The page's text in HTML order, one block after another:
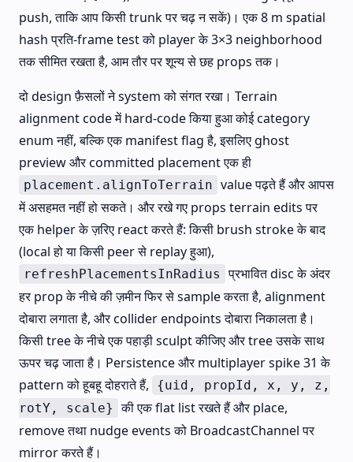
push, ताकि आप किसी trunk पर चढ़ न सकें)। एक 8 m spatial
hash प्रति-frame test को player के 3×3 neighborhood
तक सीमित रखता है, आम तौर पर शून्य से छह props तक।
दो design फ़ैसलों ने system को संगत रखा। Terrain
alignment code में hard-code किया हुआ कोई category
enum नहीं, बल्कि एक manifest flag है, इसलिए ghost
preview और committed placement एक ही
placement.alignToTerrain value पढ़ते हैं और आपस
में असहमत नहीं हो सकते। और रखे गए props terrain edits पर
एक helper के ज़रिए react करते हैं: किसी brush stroke के बाद
(local हो या किसी peer से replay हुआ),
refreshPlacementsInRadius प्रभावित disc के अंदर
हर prop के नीचे की ज़मीन फिर से sample करता है, alignment
दोबारा लगाता है, और collider endpoints दोबारा निकालता है।
किसी tree के नीचे एक पहाड़ी sculpt कीजिए और tree उसके साथ
ऊपर चढ़ जाता है। Persistence और multiplayer spike 31 के
pattern को हूबहू दोहराते हैं,
{uid, propId, x, y, z,
rotY, scale} की एक flat list रखते हैं और place,
remove तथा nudge events को BroadcastChannel पर
mirror करते हैं।